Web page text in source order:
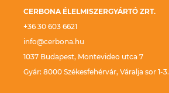
CERBONA ÉLELMISZERGYÁRTÓ ZRT.
+36 30 603 6621
info@cerbona.hu
1037 Budapest, Montevideo utca 7
Gyár: 8000 Székesfehérvár, Váralja sor 1-3.